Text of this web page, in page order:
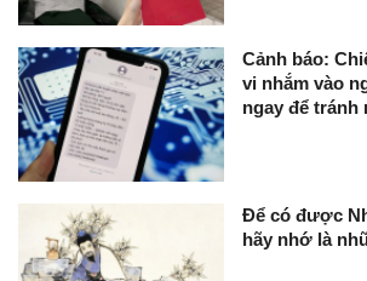
Cảnh báo:
vi nhắm vào
ngay để tránh
Để có được
hãy nhớ là